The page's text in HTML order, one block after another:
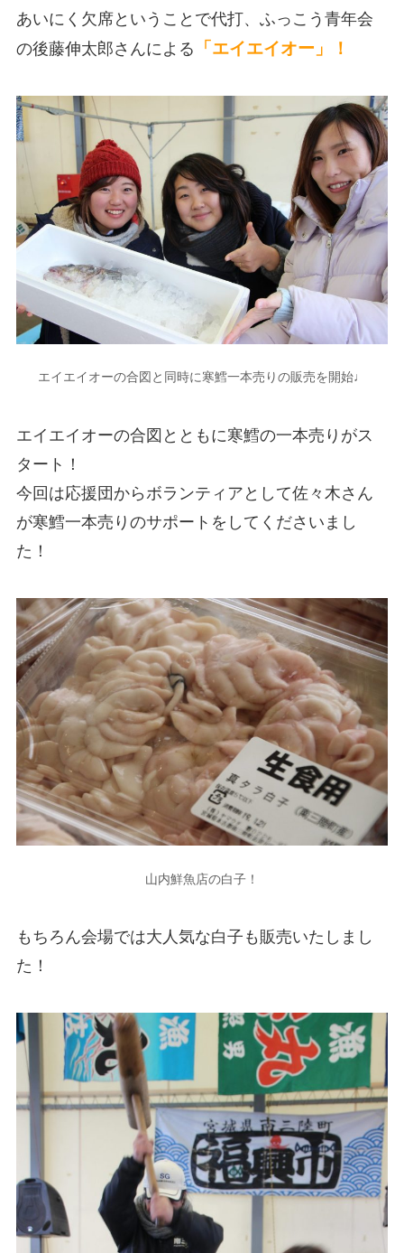
あいにく欠席ということで代打、ふっこう青年会
の後藤伸太郎さんによる
「 エイエイオー」！
エイエイオーの合図と同時に寒鱈一本売りの販売を開始♩
エイエイオーの合図とともに寒鱈の一本売りがス
タート！
今回は応援団からボランティアとして佐々木さん
が寒鱈一本売りのサポートをしてくださいまし
た！
山内鮮魚店の白子！
もちろん会場では大人気な白子も販売いたしまし
た！